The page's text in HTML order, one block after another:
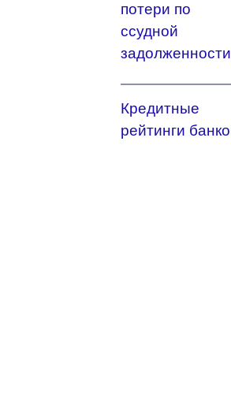
потери по
ссудной
задолженности
Кредитные
рейтинги